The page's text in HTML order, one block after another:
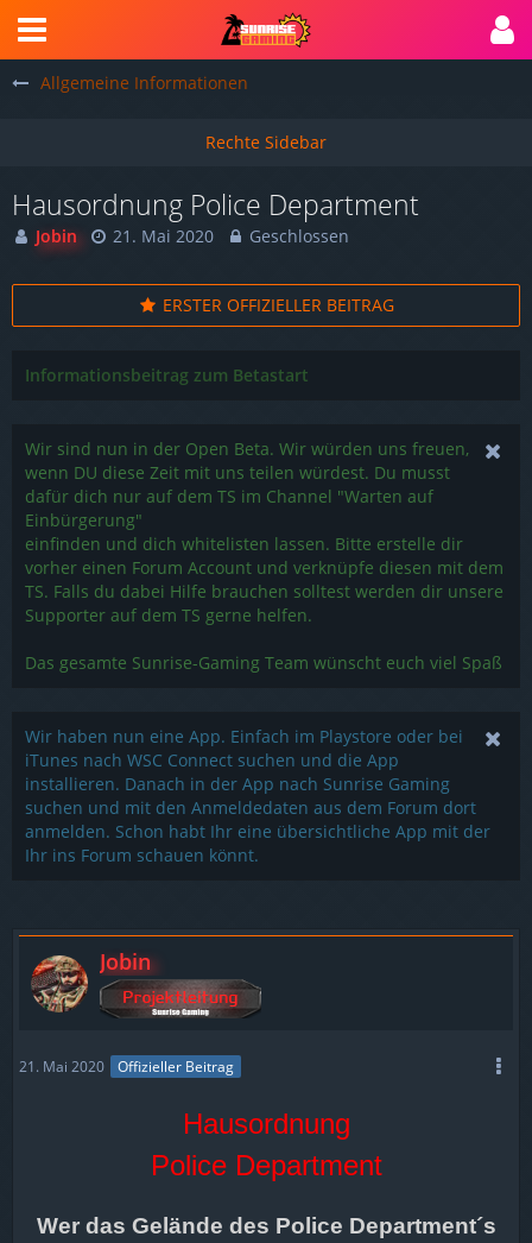
Allgemeine Informationen
Hausordnung Police Department
Jobin 21. Mai 2020 Geschlossen
ERSTER OFFIZIELLER BEITRAG
Informationsbeitrag zum Betastart
Wir sind nun in der Open Beta. Wir würden uns freuen,
wenn DU diese Zeit mit uns teilen würdest. Du musst
dafür dich nur auf dem TS im Channel "Warten auf
Einbürgerung"
einfinden und dich whitelisten lassen. Bitte erstelle dir
vorher einen Forum Account und verknüpfe diesen mit dem
TS. Falls du dabei Hilfe brauchen solltest werden dir unsere
Supporter auf dem TS gerne helfen.
Das gesamte Sunrise-Gaming Team wünscht euch viel Spaß
Wir haben nun eine App. Einfach im Playstore oder bei
iTunes nach WSC Connect suchen und die App
installieren. Danach in der App nach Sunrise Gaming
suchen und mit den Anmeldedaten aus dem Forum dort
anmelden. Schon habt Ihr eine übersichtliche App mit der
Ihr ins Forum schauen könnt.
Jobin
21. Mai 2020 Offizieller Beitrag
Hausordnung
Police Department
Wer das Gelände des Police Department´s